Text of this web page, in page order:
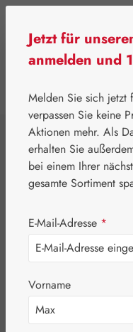
⌂ Gall
Q-10
Kapseln
Bildergalerie überspringen
Jetzt für
anmelden und
Melden Sie sich jetzt
verpassen Sie keine
Aktionen mehr. Als
erhalten Sie
bei einem Ihrer
gesamte Sortiment
E-Mail-Adresse *
Vorname